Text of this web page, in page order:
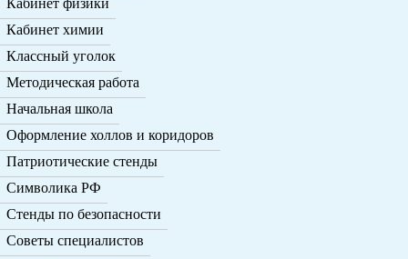
Кабинет химии
Классный уголок
Методическая работа
Начальная школа
Оформление холлов и коридоров
Патриотические стенды
Символика РФ
Стенды по безопасности
Советы специалистов